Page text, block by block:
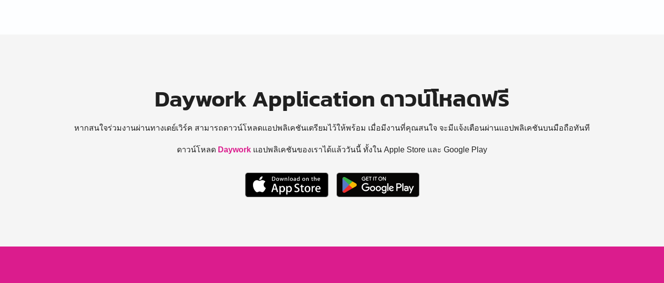
Daywork Application ดาวน์โหลดฟรี
หากสนใจร่วมงานผ่านทางเดย์เวิร์ค สามารถดาวน์โหลดแอปพลิเคชันเตรียมไว้ให้พร้อม เมื่อมีงานที่คุณสนใจ จะมีแจ้งเตือนผ่านแอปพลิเคชันบนมือถือทันที
ดาวน์โหลด Daywork แอปพลิเคชันของเราได้แล้ววันนี้ ทั้งใน Apple Store และ Google Play